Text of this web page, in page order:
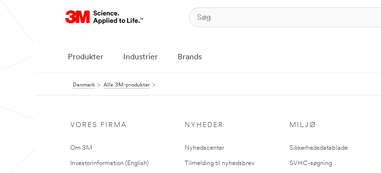
Produkter Industrier Brands
Danmark Alle 3M-produkter
VORES FIRMA
Om 3M
Investorinformation (English)
NYHEDER
Nyhedscenter
Tilmelding til nyhedsbrev
MILJØ
Sikkerhedsdatablade
SVHC-søgning